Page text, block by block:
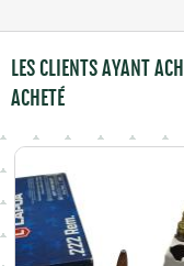
LES CLIENTS AYANT
ACHETÉ